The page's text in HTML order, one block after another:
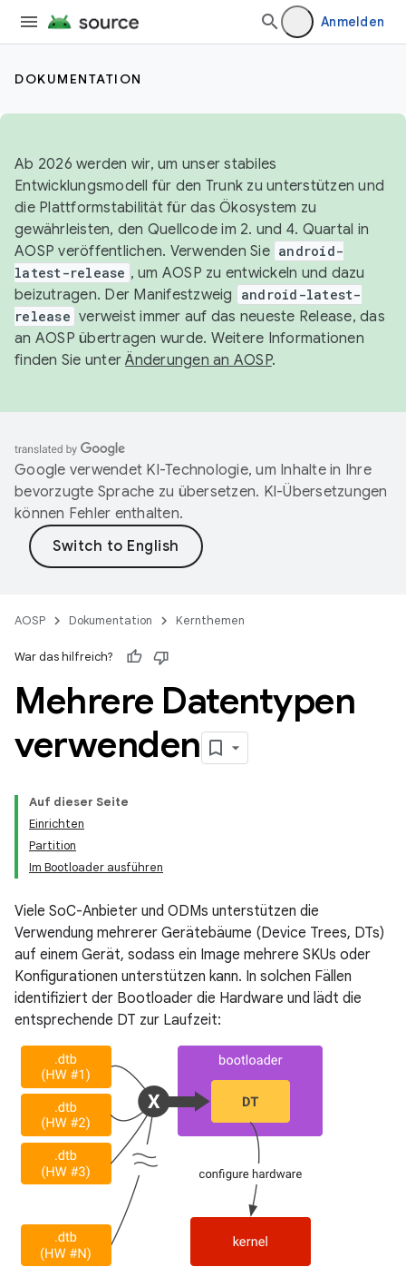
Anmelden
DOKUMENTATION
Ab 2026 werden wir, um unser stabiles
Entwicklungsmodell für den Trunk zu unterstützen und
die Plattformstabilität für das Ökosystem zu
gewährleisten, den Quellcode im 2. und 4. Quartal in
AOSP veröffentlichen. Verwenden Sie android-
latest-release , um AOSP zu entwickeln und dazu
beizutragen. Der Manifestzweig
android-latest-
release verweist immer auf das neueste Release, das
an AOSP übertragen wurde. Weitere Informationen
finden Sie unterÄnderungen an AOSP.
Google verwendet KI-Technologie, um Inhalte in Ihre
bevorzugte Sprache zu übersetzen. KI-Übersetzungen
können Fehler enthalten.
AOSP Dokumentation Kernthemen
War das hilfreich?
Mehrere Datentypen
verwenden
Auf dieser Seite
Einrichten
Partition
Im Bootloader ausführen
Viele SoC-Anbieter und ODMs unterstützen die
Verwendung mehrerer Gerätebäume (Device Trees, DTs)
auf einem Gerät, sodass ein Image mehrere SKUs oder
Konfigurationen unterstützen kann. In solchen Fällen
identifiziert der Bootloader die Hardware und lädt die
entsprechende DT zur Laufzeit: